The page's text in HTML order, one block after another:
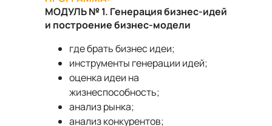
МОДУЛЬ № 1. Генерация бизнес-идей
и построение бизнес-модели
где брать бизнес идеи;
инструменты генерации идей;
оценка идеи на
жизнеспособность;
анализ рынка;
анализ конкурентов;